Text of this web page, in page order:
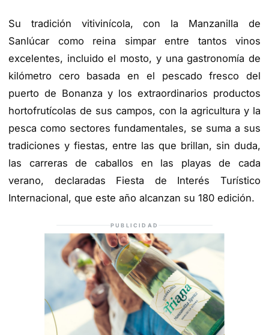
Su tradición vitivinícola, con la Manzanilla de
Sanlúcar como reina simpar entre tantos vinos
excelentes, incluido el mosto, y una gastronomía de
kilómetro cero basada en el pescado fresco del
puerto de Bonanza y los extraordinarios productos
hortofrutícolas de sus campos, con la agricultura y la
pesca como sectores fundamentales, se suma a sus
tradiciones y fiestas, entre las que brillan, sin duda,
las carreras de caballos en las playas de cada
verano, declaradas Fiesta de Interés Turístico
Internacional, que este año alcanzan su 180 edición.
PUBLICIDAD